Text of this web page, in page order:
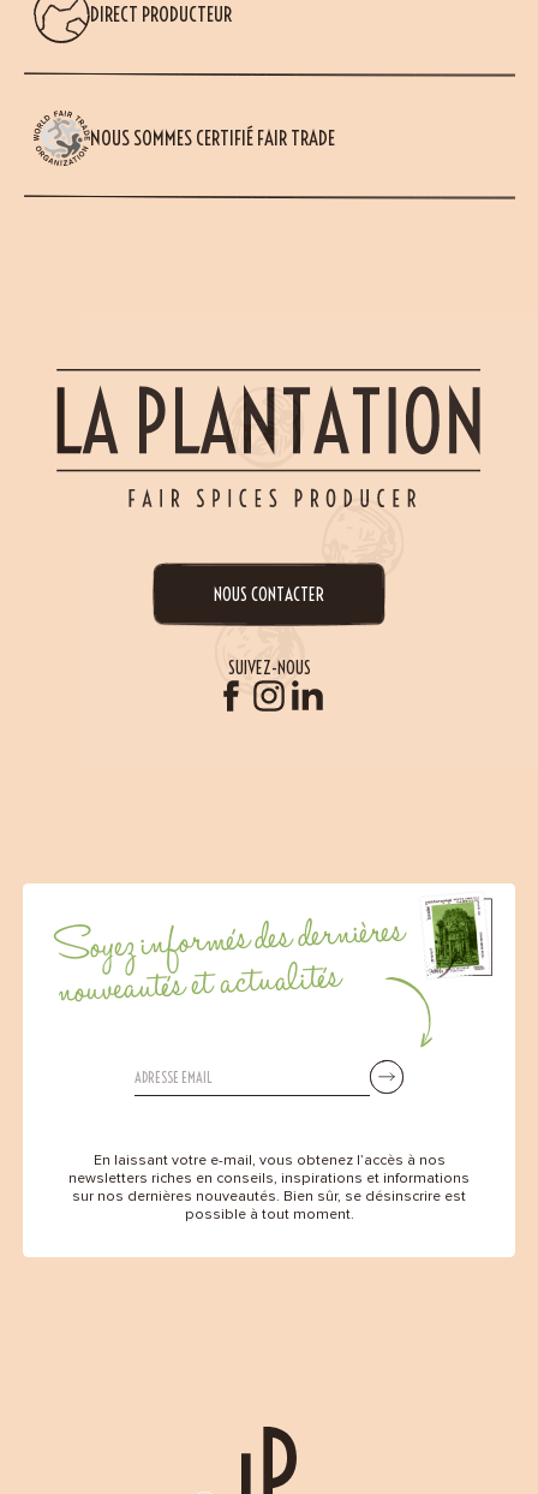
DIRECT PRODUCTEUR
NOUS SOMMES CERTIFIÉ FAIR TRADE
NOUS CONTACTER
SUIVEZ-NOUS
Soyez informés des dernières
nouveautés et actualités
En laissant votre e-mail, vous obtenez l’accès à nos
newsletters riches en conseils, inspirations et informations
sur nos dernières nouveautés. Bien sûr, se désinscrire est
possible à tout moment.